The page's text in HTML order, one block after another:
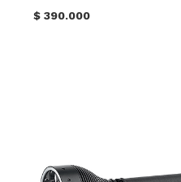
$390.000